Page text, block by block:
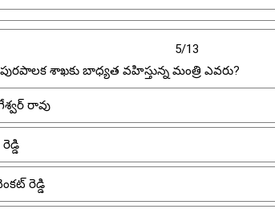
5/13
శాఖకు బాధ్యత వహిస్తున్న మంత్రి ఎవరు?
రావు
రెడ్డి